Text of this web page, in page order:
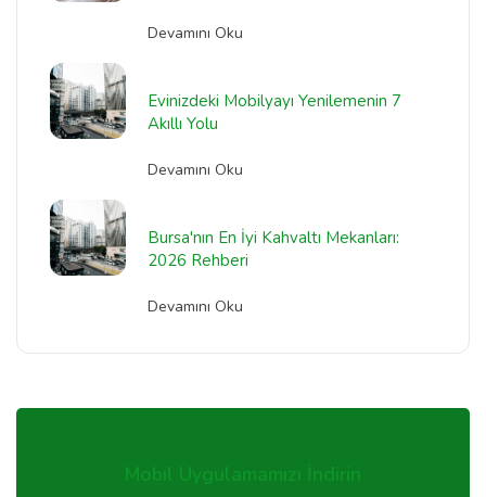
Devamını Oku
Evinizdeki Mobilyayı Yenilemenin 7
Akıllı Yolu
Devamını Oku
Bursa'nın En İyi Kahvaltı Mekanları:
2026 Rehberi
Devamını Oku
Mobil Uygulamamızı İndirin